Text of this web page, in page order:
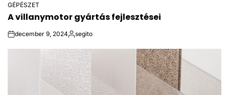
POSTED
IN
GÉPÉSZET
A villanymotor gyártás fejlesztései
ondecember 9, 2024Posted
segito